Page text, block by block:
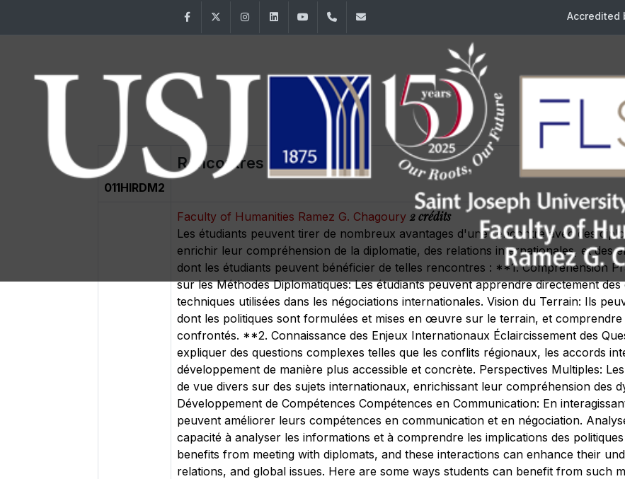
FacebookTwitter InstagramLinkedInYouTube+961 (1) 421 000 Accredited
011HIRDM2
Rencontres diplomatiques
Faculty of Humanities Ramez G. Chagoury 2 crédits
Les étudiants peuvent tirer de nombreux avantages d'une rencontre avec des
enrichir leur compréhension de la diplomatie, des relations internationales, et des
dont les étudiants peuvent bénéficier de telles rencontres : **1. Compréhension
sur les Méthodes Diplomatiques: Les étudiants peuvent apprendre directement
techniques utilisées dans les négociations internationales. Vision du Terrain: Ils
dont les politiques sont formulées et mises en œuvre sur le terrain, et comprendre
confrontés. **2. Connaissance des Enjeux Internationaux Éclaircissement des
expliquer des questions complexes telles que les conflits régionaux, les accords
développement de manière plus accessible et concrète. Perspectives Multiples:
de vue divers sur des sujets internationaux, enrichissant leur compréhension des
Développement de Compétences Compétences en Communication: En
peuvent améliorer leurs compétences en communication et en négociation.
capacité à analyser les informations et à comprendre les implications des
benefits from meeting with diplomats, and these interactions can enhance their
relations, and global issues. Here are some ways students can benefit from such